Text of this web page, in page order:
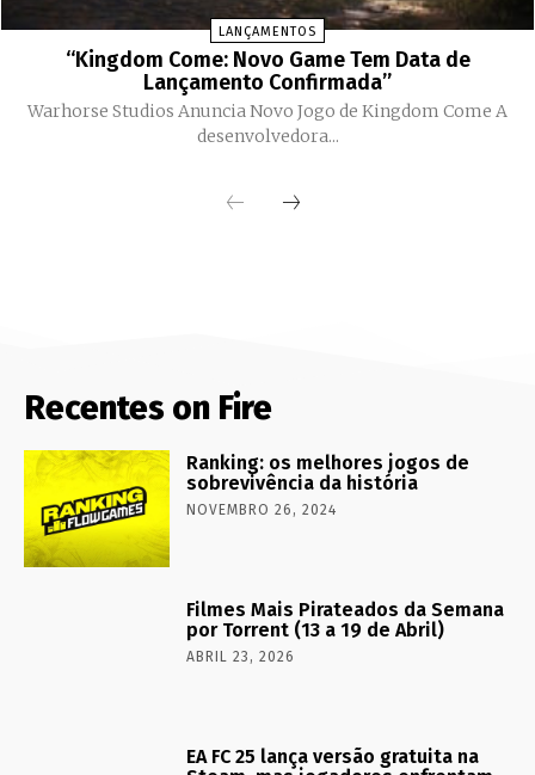
LANÇAMENTOS
“Kingdom Come: Novo Game Tem Data de
Lançamento Confirmada”
Warhorse Studios Anuncia Novo Jogo de Kingdom Come A
desenvolvedora...
Recentes on Fire
Ranking: os melhores jogos de
sobrevivência da história
NOVEMBRO 26, 2024
Filmes Mais Pirateados da Semana
por Torrent (13 a 19 de Abril)
ABRIL 23, 2026
EA FC 25 lança versão gratuita na